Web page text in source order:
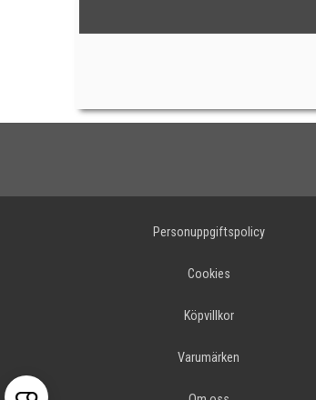
Personuppgiftspolicy
Cookies
Köpvillkor
Varumärken